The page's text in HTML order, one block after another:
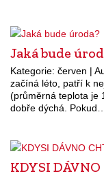
Jaká bude
Kategorie: červen |
začíná léto, patří k
(průměrná teplota je
dobře dýchá. Pokud…
KDYSI